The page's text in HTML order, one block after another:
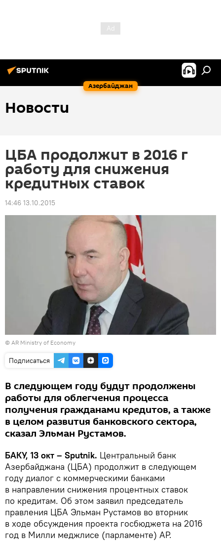
Азербайджан
Новости
ЦБА продолжит в 2016 г
работу для снижения
кредитных ставок
14:46 13.10.2015
© AR Ministry of Economy
Подписаться
В следующем году будут продолжены
работы для облегчения процесса
получения гражданами кредитов, а также
в целом развития банковского сектора,
сказал Эльман Рустамов.
БАКУ, 13 окт – Sputnik. Центральный банк
Азербайджана (ЦБА) продолжит в следующем
году диалог с коммерческими банками
в направлении снижения процентных ставок
по кредитам. Об этом заявил председатель
правления ЦБА Эльман Рустамов во вторник
в ходе обсуждения проекта госбюджета на 2016
год в Милли меджлисе (парламенте) АР.